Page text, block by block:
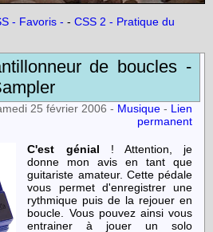
- Favoris - - CSS 2 - Pratique du
de boucles -
25 février 2006 - Musique - Lien
permanent
C'est génial ! Attention, je
donne mon avis en tant que
guitariste amateur. Cette pédale
vous permet d'enregistrer une
rythmique puis de la rejouer en
boucle. Vous pouvez ainsi vous
entrainer à jouer un solo